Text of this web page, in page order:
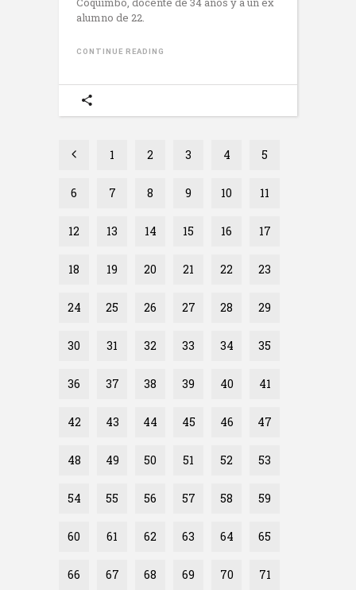
alumno de 22.
CONTINUE READING
1 2 3 4 5
6 7 8 9 10 11
12 13 14 15 16 17
18 19 20 21 22 23
24 25 26 27 28 29
30 31 32 33 34 35
36 37 38 39 40 41
42 43 44 45 46 47
48 49 50 51 52 53
54 55 56 57 58 59
60 61 62 63 64 65
66 67 68 69 70 71